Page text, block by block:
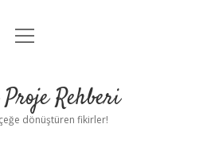
Anasayfa
Uyarı
menüyü
Proje Rehberi
dönüştüren fikirler!